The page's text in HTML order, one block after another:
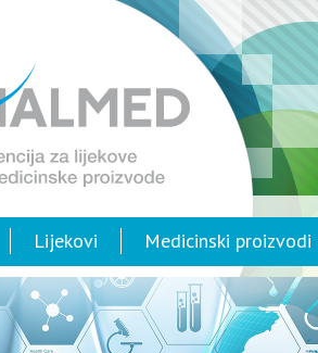
Lijekovi Medicinski proizvodi